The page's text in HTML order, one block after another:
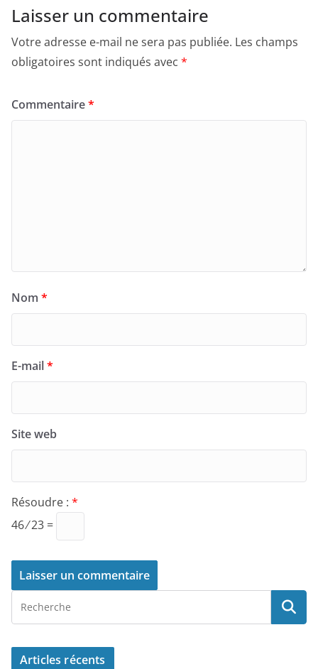
Laisser un commentaire
Votre adresse e-mail ne sera pas publiée. Les champs
obligatoires sont indiqués avec *
Commentaire*
Nom *
E-mail*
Site web
Résoudre : *
46 ⁄ 23 =
Articles récents